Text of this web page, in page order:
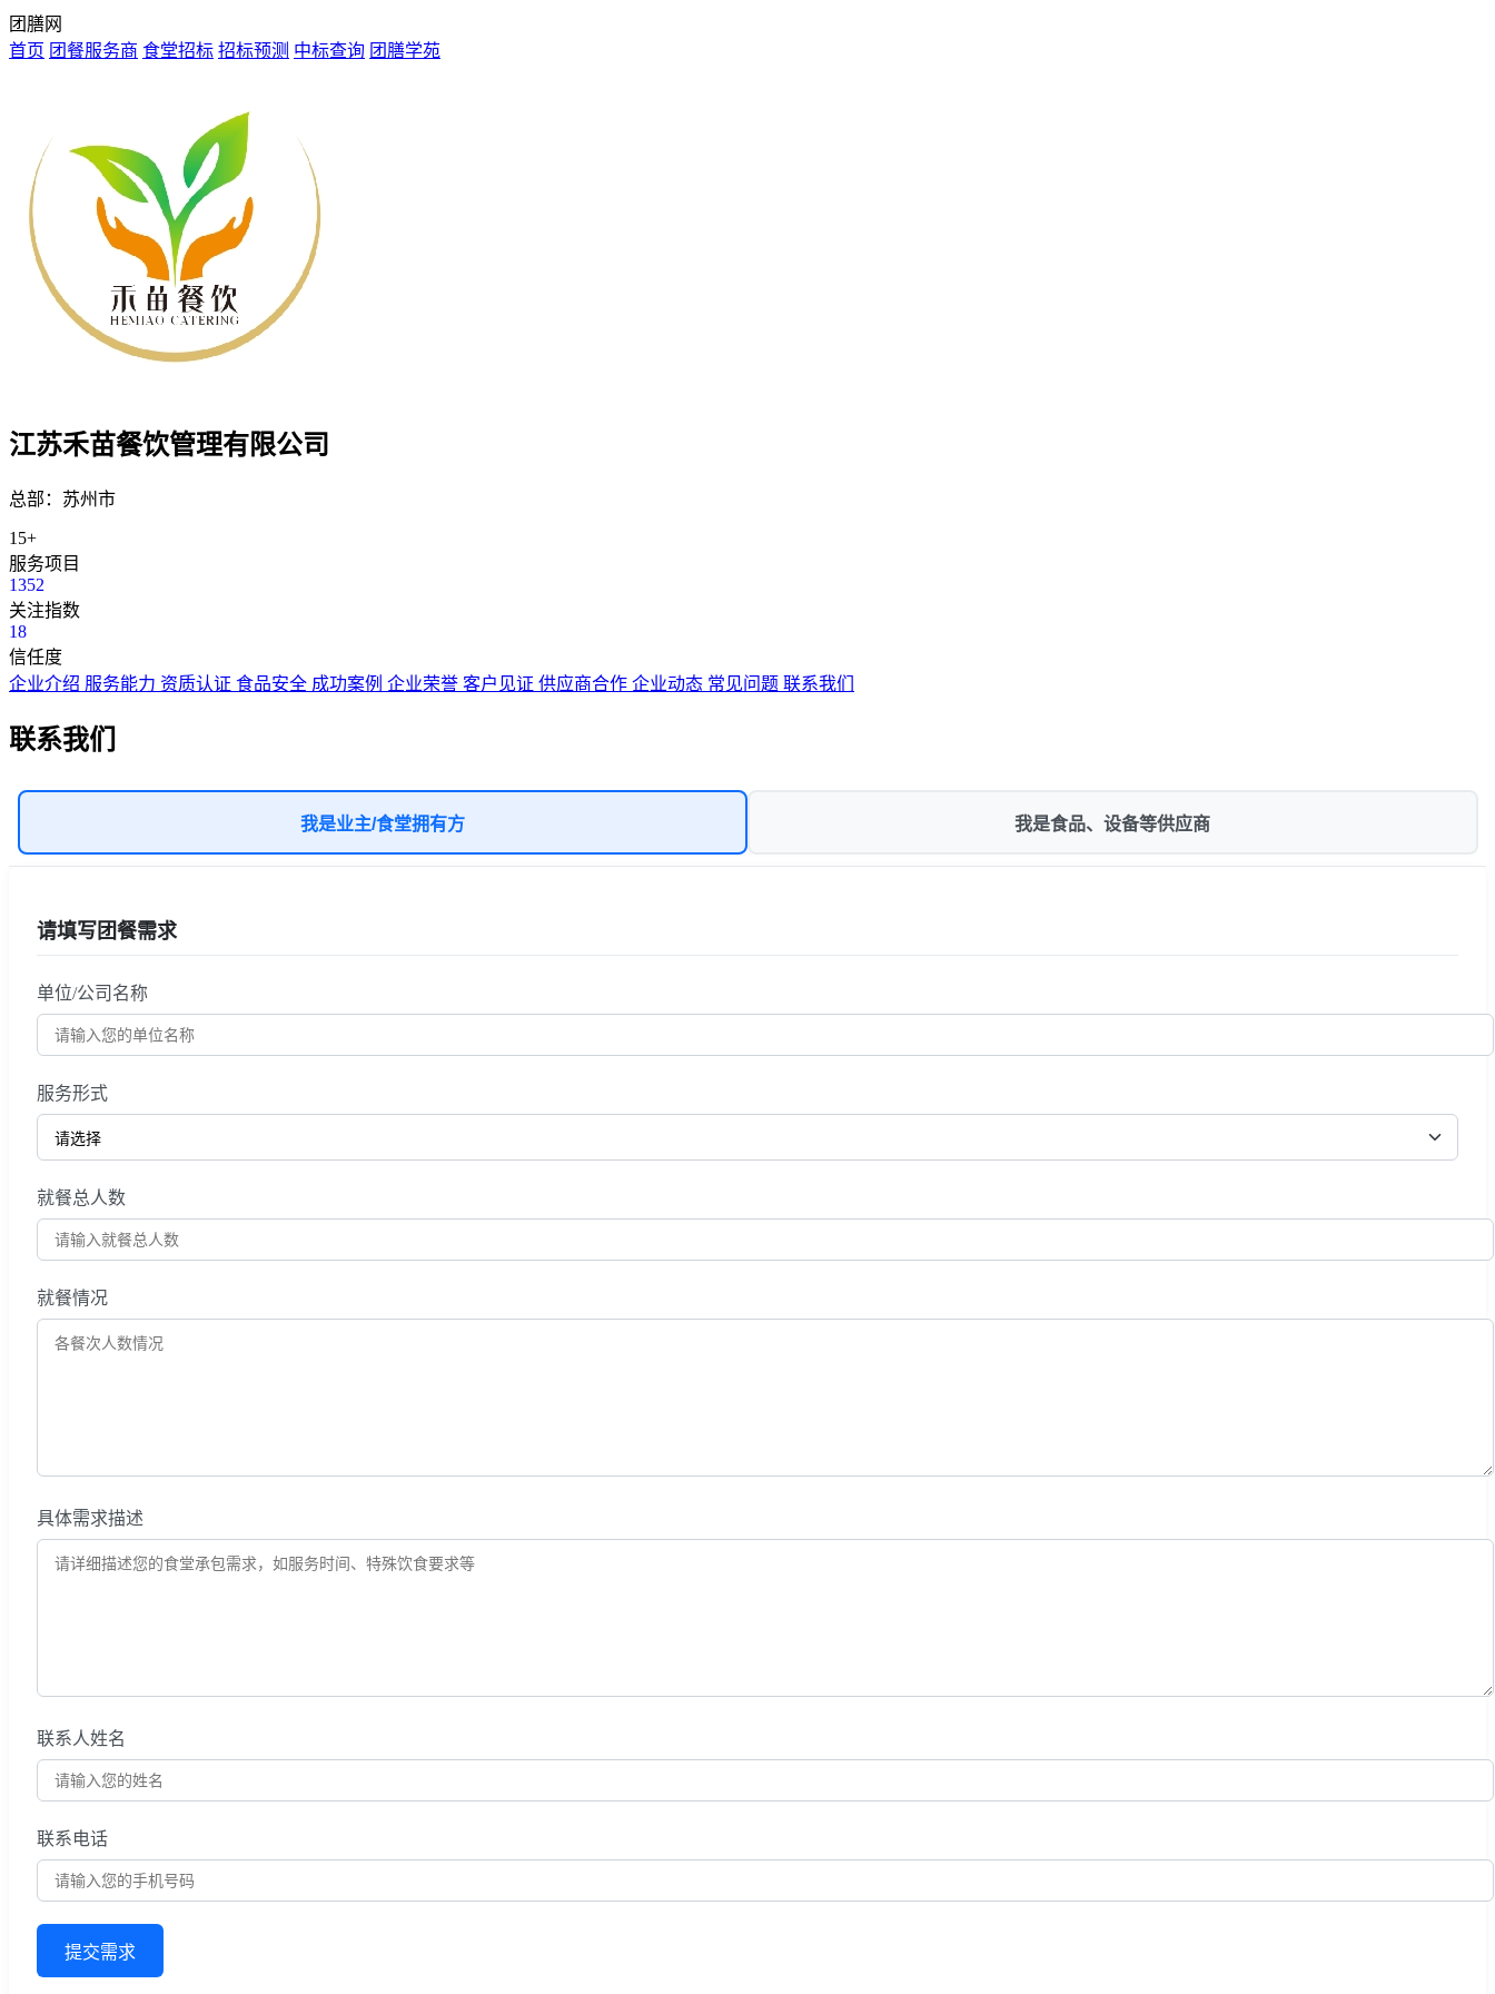
团膳网
首页 团餐服务商 食堂招标 招标预测 中标查询 团膳学苑
江苏禾苗餐饮管理有限公司
总部：苏州市
15+
服务项目
1352
关注指数
18
信任度
企业介绍 服务能力 资质认证 食品安全 成功案例 企业荣誉 客户见证 供应商合作 企业动态 常见问题 联系我们
联系我们
我是业主/食堂拥有方 我是食品、设备等供应商
请填写团餐需求
单位/公司名称
服务形式
就餐总人数
就餐情况
具体需求描述
联系人姓名
联系电话
提交需求